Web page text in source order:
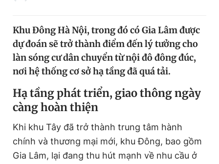
Video Magazine
Sản phẩm khác
Tiện ích
Thông tin tòa soạn Liên hệ quảng cáo
Khu Đông Hà Nội, trong đó có Gia Lâm được
dự đoán sẽ trở thành điểm đến lý tưởng cho
làn sóng cư dân chuyển từ nội đô đông đúc,
nơi hệ thống cơ sở hạ tầng đã quá tải.
Hạ tầng phát triển, giao thông ngày
càng hoàn thiện
Khi khu Tây đã trở thành trung tâm hành
chính và thương mại mới, khu Đông, bao gồm
Gia Lâm, lại đang thu hút mạnh về nhu cầu ở